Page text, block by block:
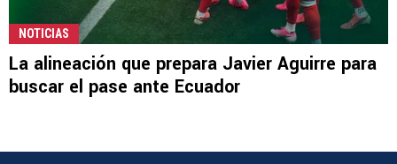
NOTICIAS
La alineación que prepara Javier Aguirre para
buscar el pase ante Ecuador